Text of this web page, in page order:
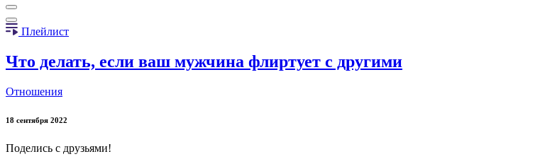
Плейлист
Что делать, если ваш мужчина флиртует с другими
Отношения
18 сентября 2022
Поделись с друзьями!